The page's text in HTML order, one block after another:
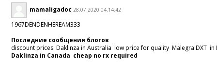
mamaligadoc 28.07.2020 04:14:42
1967DENDENHEREAM333
Последние сообщения блогов
discount prices Daklinza in Australia low price for quality Malegra DXT
Daklinza in Canada cheap no rx required